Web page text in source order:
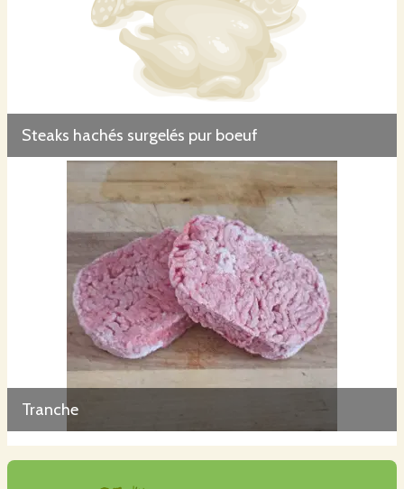
Steaks hachés surgelés pur boeuf
Tranche